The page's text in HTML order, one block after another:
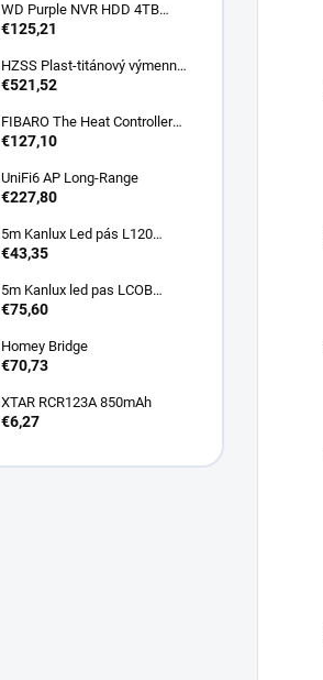
WD Purple NVR HDD 4TB
SATA
€125,21
HZSS Plast-titánový výmenník
150kW
€521,52
FIBARO The Heat Controller
Starter Pack - Termostatická
( ZW5 )
€127,10
UniFi6 AP Long-Range
€227,80
5m Kanlux Led pás L120
16W/M 12 IP00CCT
€43,35
5m Kanlux led pas LCOB
9W/M 12IP00-NW
€75,60
Homey Bridge
€70,73
XTAR RCR123A 850mAh
€6,27